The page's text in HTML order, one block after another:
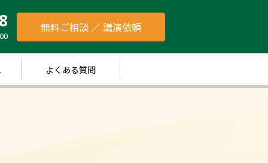
無料ご相談 ／ 講演依頼
よくある質問